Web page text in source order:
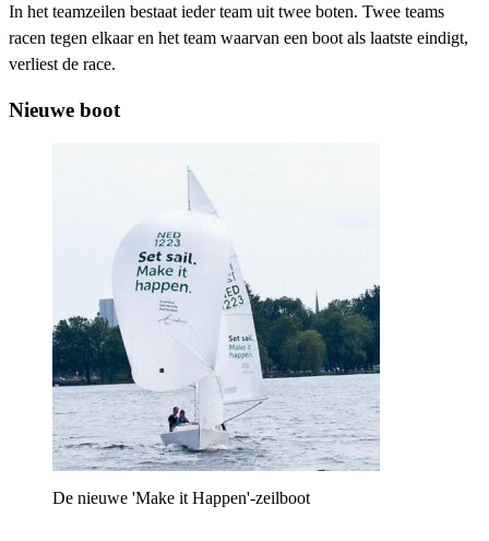
In het teamzeilen bestaat ieder team uit twee boten. Twee teams
racen tegen elkaar en het team waarvan een boot als laatste eindigt,
verliest de race.
Nieuwe boot
De nieuwe 'Make it Happen'-zeilboot